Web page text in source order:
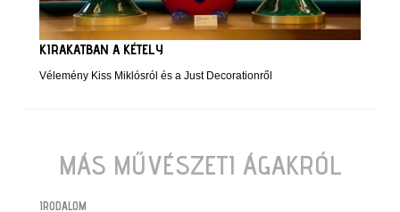
KIRAKATBAN A KÉTELY
Vélemény Kiss Miklósról és a Just Decorationről
MÁS MŰVÉSZETI ÁGAKRÓL
IRODALOM